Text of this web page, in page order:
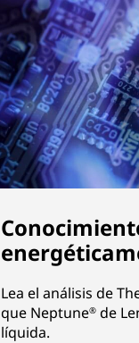
Lea el análisis de
que Neptune® de
líquida.